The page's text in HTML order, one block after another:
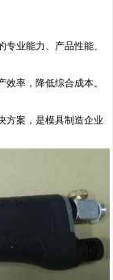
业能力、产品性能、
率，降低综合成本。
方案，是模具制造企业